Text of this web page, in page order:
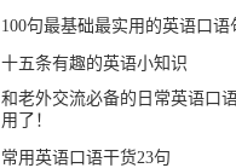
100句最基础最实用的英语口语
十五条有趣的英语小知识
和老外交流必备的日常英语口
用了！
常用英语口语干货23句